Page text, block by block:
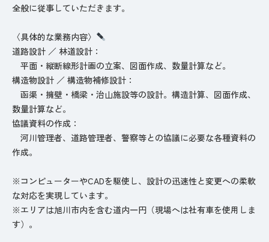
全般に従事していただきます。
〈具体的な業務内容〉
道路設計 ／ 林道設計：
平面・縦断線形計画の立案、図面作成、数量計算など。
構造物設計 ／ 構造物補修設計：
函渠・擁壁・橋梁・治山施設等の設計。構造計算、図面作成、
数量計算など。
協議資料の作成：
河川管理者、道路管理者、警察等との協議に必要な各種資料の
作成。
※コンピューターやCADを駆使し、設計の迅速性と変更への柔軟
な対応を実現しています。
※エリアは旭川市内を含む道内一円（現場へは社有車を使用しま
す）。